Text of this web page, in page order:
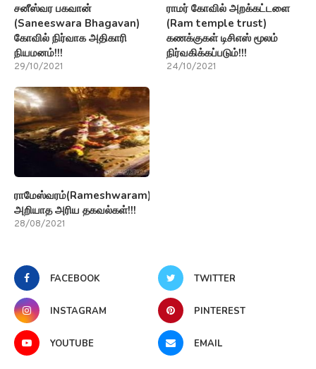
சனீஸ்வர பகவான்
(Saneeswara Bhagavan)
கோவில் நிர்வாக அதிகாரி
நியமனம்!!!
29/10/2021
ராமர் கோவில் அறக்கட்டளை
(Ram temple trust)
கணக்குகள் டிசிஎஸ் மூலம்
நிர்வகிக்கப்படும்!!!
24/10/2021
ராமேஸ்வரம்(Rameshwaram)பற்றி
அறியாத அரிய தகவல்கள்!!!
28/08/2021
FACEBOOK TWITTER
INSTAGRAM PINTEREST
YOUTUBE EMAIL